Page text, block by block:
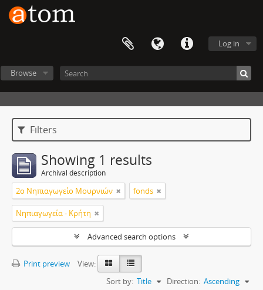
Log in
Browse
Filters
Showing 1 results
Archival description
2ο Νηπιαγωγείο Μουρνιών fonds
Νηπιαγωγεία - Κρήτη
Advanced search options
Print preview
View:
Sort by: Title Direction: Ascending